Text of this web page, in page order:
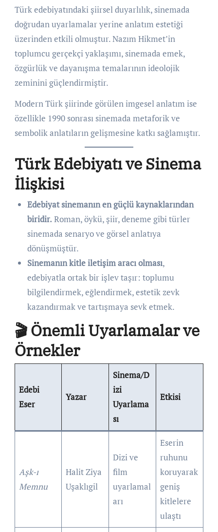
Türk edebiyatındaki şiirsel duyarlılık, sinemada
doğrudan uyarlamalar yerine anlatım estetiği
üzerinden etkili olmuştur. Nazım Hikmet’in
toplumcu gerçekçi yaklaşımı, sinemada emek,
özgürlük ve dayanışma temalarının ideolojik
zeminini güçlendirmiştir.
Modern Türk şiirinde görülen imgesel anlatım ise
özellikle 1990 sonrası sinemada metaforik ve
sembolik anlatıların gelişmesine katkı sağlamıştır.
Türk Edebiyatı ve Sinema
İlişkisi
Edebiyat sinemanın en güçlü kaynaklarından
biridir. Roman, öykü, şiir, deneme gibi türler
sinemada senaryo ve görsel anlatıya
dönüşmüştür.
Sinemanın kitle iletişim aracı olması,
edebiyatla ortak bir işlev taşır: toplumu
bilgilendirmek, eğlendirmek, estetik zevk
kazandırmak ve tartışmaya sevk etmek.
🎬 Önemli Uyarlamalar ve
Örnekler
Edebi
Eser
Yazar
Sinema/D
izi
Uyarlama
sı
Etkisi
Aşk-ı
Memnu
Halit Ziya
Uşaklıgil
Dizi ve
film
uyarlamal
arı
Eserin
ruhunu
koruyarak
geniş
kitlelere
ulaştı